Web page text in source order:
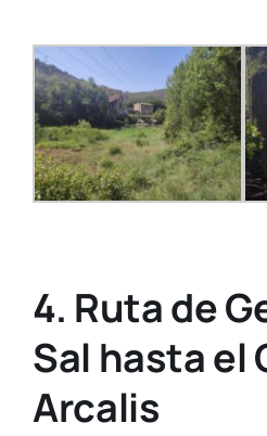
4. Ruta de
Sal hasta el
Arcalis